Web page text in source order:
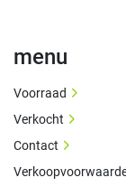
menu
Voorraad
Verkocht
Contact